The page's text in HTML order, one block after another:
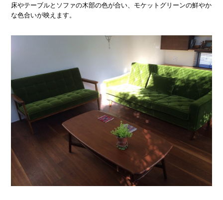
床やテーブルとソファの木部の色が合い、モケットグリーンの鮮やか
な色合いが映えます。